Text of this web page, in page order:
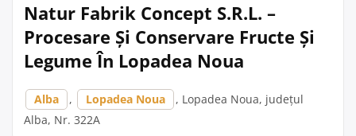
Natur Fabrik Concept S.R.L. –
Procesare Și Conservare Fructe Și
Legume În Lopadea Noua
Alba , Lopadea Noua
, Lopadea Noua, județul
Alba, Nr. 322A